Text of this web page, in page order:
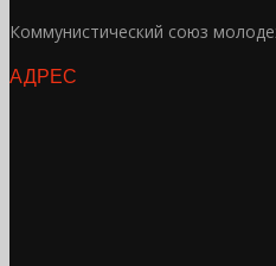
Коммунистический союз
АДРЕС